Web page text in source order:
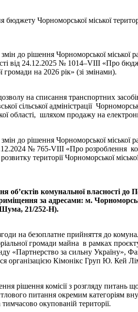
Чорноморської міської
до рішення Чорноморської міської
від 24.12.2025 № 1014–VIІІ «Про
громади на 2026 рік» (зі змінами).
на списання транспортних
сільської адміністрації
області, шляхом продажу на
до рішення Чорноморської міської
№ 765-VIII «Про розроблення
території Чорноморської
об’єктів комунальної власності до
за адресами: м.
Шума, 21/252-Н).
на безоплатне прийняття до
громади майна в рамках
«Партнерство за сильну Україну»,
організацією Кімонікс Груп Ю. Кей
рішення комісії з розгляду питань
питання окремим категоріям
окупованій території.